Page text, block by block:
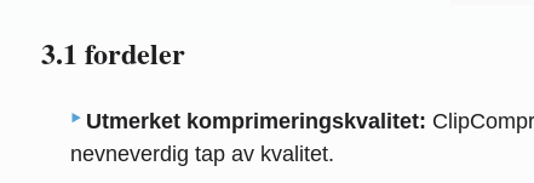
3.1 fordeler
Utmerket komprimeringskvalitet:
nevneverdig tap av kvalitet.